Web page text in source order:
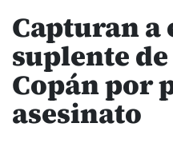
Capturan
suplente
Copán por
asesinato